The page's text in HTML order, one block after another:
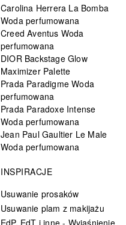
Carolina Herrera La Bomba
Woda perfumowana
Creed Aventus Woda
perfumowana
DIOR Backstage Glow
Maximizer Palette
Prada Paradigme Woda
perfumowana
Prada Paradoxe Intense
Woda perfumowana
Jean Paul Gaultier Le Male
Woda perfumowana
INSPIRACJE
Usuwanie prosaków
Usuwanie plam z makijażu
EdP, EdT i inne - Wyjaśnienie